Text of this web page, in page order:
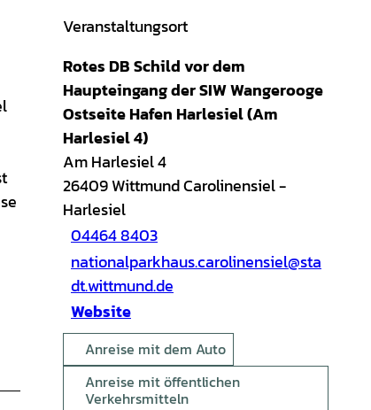
Veranstaltungsort
Rotes DB Schild vor dem
Haupteingang der SIW Wangerooge
Ostseite Hafen Harlesiel (Am
Harlesiel 4)
Am Harlesiel 4
26409Wittmund Carolinensiel-
Harlesiel
04464 8403
nationalparkhaus.carolinensiel@sta
dt.wittmund.de
Website
Anreise mit dem Auto
Anreise mit öffentlichen
Verkehrsmitteln